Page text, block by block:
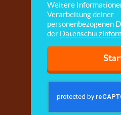
Weitere
Verarbeitung deiner
personenbezogenen
der